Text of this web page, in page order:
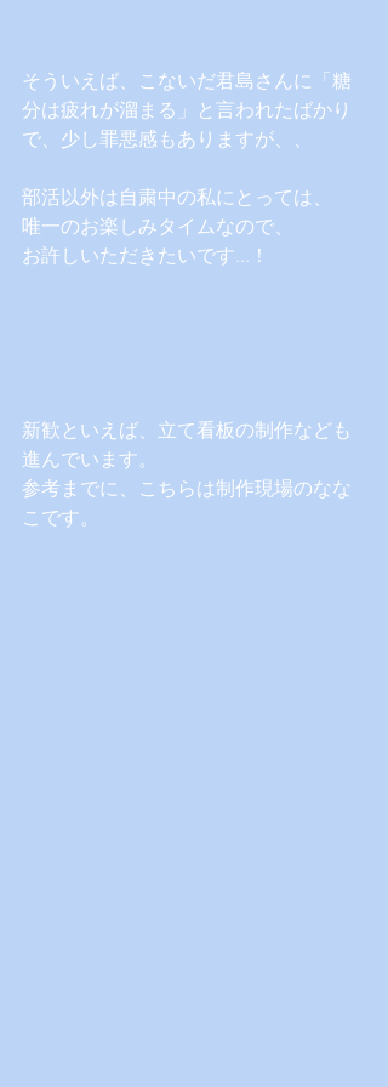
そういえば、こないだ君島さんに「糖
分は疲れが溜まる」と言われたばかり
で、少し罪悪感もありますが、、
部活以外は自粛中の私にとっては、
唯一のお楽しみタイムなので、
お許しいただきたいです...！
新歓といえば、立て看板の制作なども
進んでいます。
参考までに、こちらは制作現場のなな
こです。